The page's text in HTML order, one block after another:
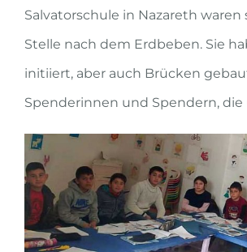
Salvatorschule in Nazareth waren
Stelle nach dem Erdbeben. Sie
initiiert, aber auch Brücken
Spenderinnen und Spendern, die